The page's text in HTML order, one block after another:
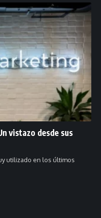
vistazo desde sus
utilizado en los últimos